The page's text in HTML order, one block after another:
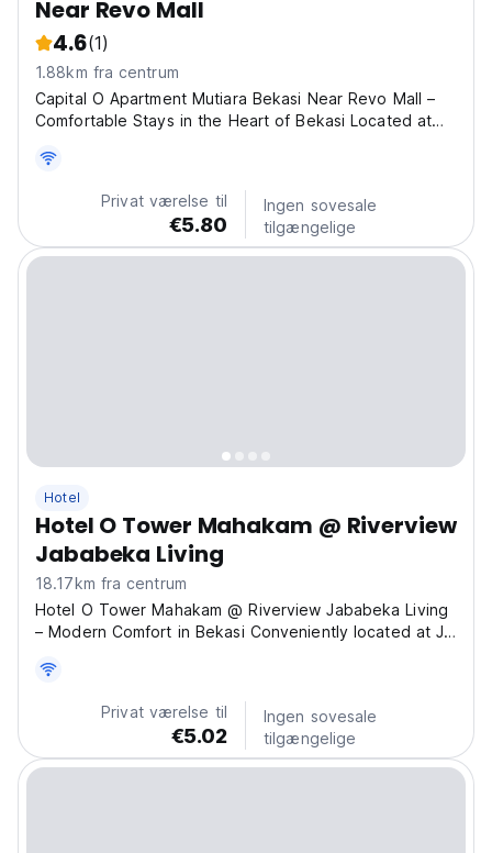
Near Revo Mall
4.6(1)
1.88km fra centrum
Capital O Apartment Mutiara Bekasi Near Revo Mall –
Comfortable Stays in the Heart of Bekasi Located at
Apartment Mutiara Bekasi Near Revo Mall offers a
prime location for those seeking both comfort and...
Privat værelse til
€5.80
Ingen sovesale
tilgængelige
Hotel
Hotel O Tower Mahakam @ Riverview
Jababeka Living
18.17km fra centrum
Hotel O Tower Mahakam @ Riverview Jababeka Living
– Modern Comfort in Bekasi Conveniently located at Jl.
@ Riverview Jababeka Living offers a sophisticated
and comfortable stay with stunning river views....
Privat værelse til
€5.02
Ingen sovesale
tilgængelige